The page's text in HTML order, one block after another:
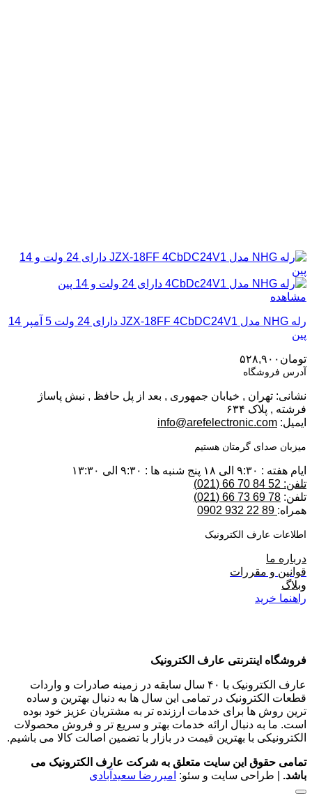
مشاهده
رله NHG مدل JZX-18FF 4CbDC24V1 دارای 24 ولت 5 آمپر 14
پین
تومان ۵۲۸,۹۰۰
آدرس فروشگاه
نشانی: تهران , خیابان جمهوری , بعد از پل حافظ , نبش پاساژ
فرشته , پلاک ۶۳۴
ایمیل: info@arefelectronic.com
میزبان صدای گرمتان هستیم
ایام هفته : ۹:۳۰ الی ۱۸ پنج شنبه ها : ۹:۳۰ الی ۱۳:۳۰
تلفن: 52 84 70 66 (021)
تلفن: 78 69 73 66 (021)
همراه:
اطلاعات عارف الکترونیک
درباره ما
قوانین و مقررات
وبلاگ
راهنما خرید
فروشگاه اینترنتی عارف الکترونیک
عارف الکترونیک با ۴۰ سال سابقه در زمینه صادرات و واردات
قطعات الکترونیک در تمامی این سال ها به دنبال بهترین و ساده
ترین روش ها برای خدمات ارزنده تر به مشتریان عزیز خود بوده
است. ما به دنبال ارائه خدمات بهتر و سریع تر و فروش محصولات
الکترونیکی با بهترین قیمت در بازار با تضمین اصالت کالا می باشیم.
تمامی حقوق این سایت متعلق به شرکت عارف الکترونیک می
باشد. | طراحی سایت و سئو: امیررضا سعیدآبادی